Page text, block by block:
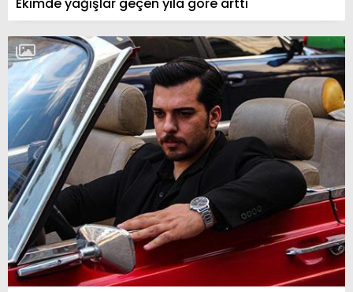
Ekimde yağışlar geçen yıla göre arttı